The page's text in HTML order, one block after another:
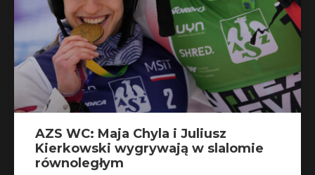
AZS WC: Maja Chyla i Juliusz
Kierkowski wygrywają w slalomie
równoległym